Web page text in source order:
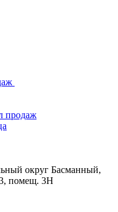
продаж
округ Басманный,
3, помещ. 3Н